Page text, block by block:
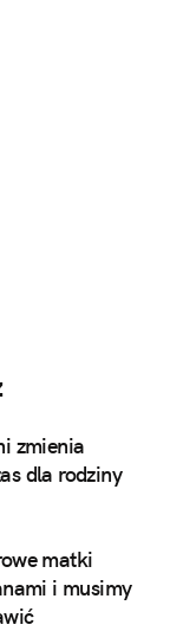
zmienia
dla rodziny
matki
i musimy